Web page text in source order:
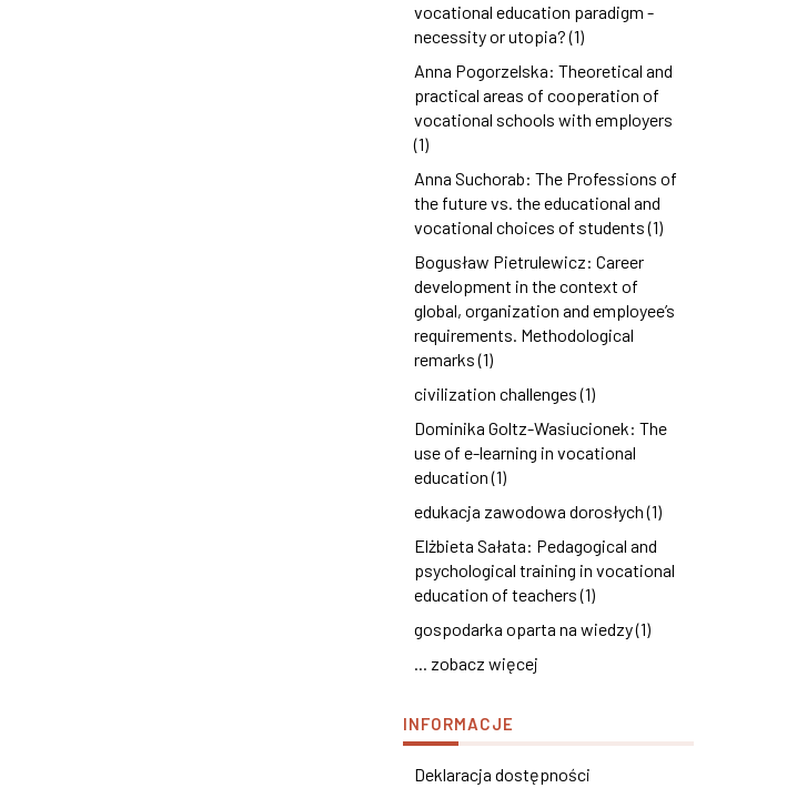
vocational education paradigm -
necessity or utopia? (1)
Anna Pogorzelska: Theoretical and
practical areas of cooperation of
vocational schools with employers
(1)
Anna Suchorab: The Professions of
the future vs. the educational and
vocational choices of students (1)
Bogusław Pietrulewicz: Career
development in the context of
global, organization and employee’s
requirements. Methodological
remarks (1)
civilization challenges (1)
Dominika Goltz-Wasiucionek: The
use of e-learning in vocational
education (1)
edukacja zawodowa dorosłych (1)
Elżbieta Sałata: Pedagogical and
psychological training in vocational
education of teachers (1)
gospodarka oparta na wiedzy (1)
... zobacz więcej
INFORMACJE
Deklaracja dostępności